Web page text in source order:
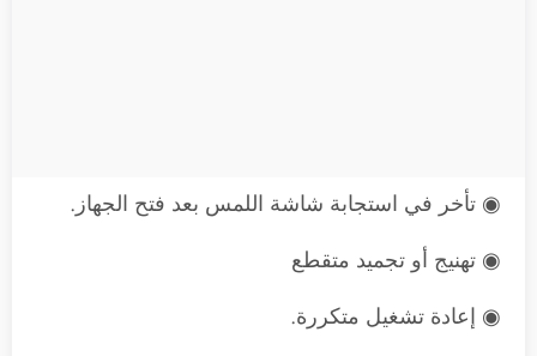
◉ تأخر في استجابة شاشة اللمس بعد فتح الجهاز.
◉ تهنيج أو تجميد متقطع
◉ إعادة تشغيل متكررة.